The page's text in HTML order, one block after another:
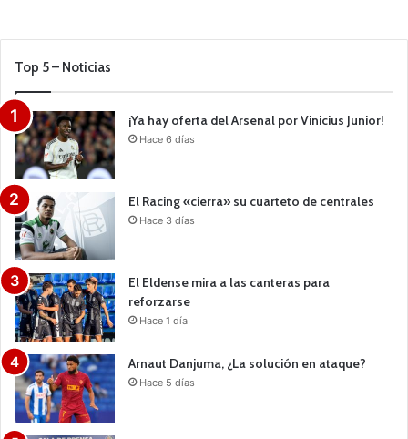
Top 5 – Noticias
¡Ya hay oferta del Arsenal por Vinicius Junior!
Hace 6 días
El Racing «cierra» su cuarteto de centrales
Hace 3 días
El Eldense mira a las canteras para
reforzarse
Hace 1 día
Arnaut Danjuma, ¿La solución en ataque?
Hace 5 días